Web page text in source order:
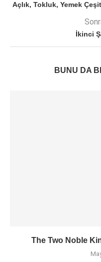
Açlık, Tokluk, Yemek
İkinci
BUNU DA
The Two Noble